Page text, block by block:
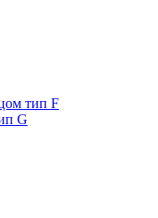
тип F
G